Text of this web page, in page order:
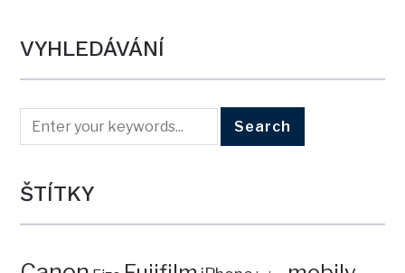
VYHLEDÁVÁNÍ
ŠTÍTKY